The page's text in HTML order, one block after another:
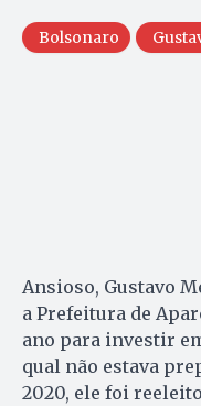
Bolsonaro
Ansioso, Gustavo
a Prefeitura de
ano para investir
qual não estava
2020, ele foi